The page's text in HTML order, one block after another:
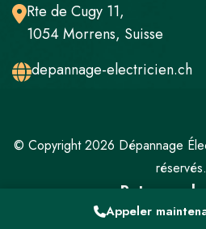
Rte de Cugy 11,
1054 Morrens, Suisse
depannage-electricien.ch
© Copyright 2026 Dépannage
réservés.
Retour en
Mentions légalesPolitique
Appeler